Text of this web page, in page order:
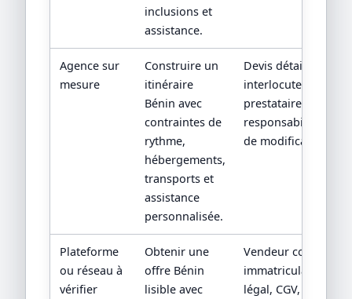
inclusions et
assistance.
Agence sur
mesure
Construire un
itinéraire
Bénin avec
contraintes de
rythme,
hébergements,
transports et
assistance
personnalisée.
Devis détaillé,
interlocuteur,
prestataires locaux
responsabilités en
de modification.
Plateforme
ou réseau à
vérifier
Obtenir une
offre Bénin
lisible avec
Vendeur
immatriculation/
légal, CGV,